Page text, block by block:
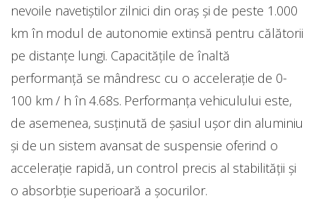
nevoile navetiștilor zilnici din oraș și de peste 1.000
km în modul de autonomie extinsă pentru călătorii
pe distanțe lungi. Capacitățile de înaltă
performanță se mândresc cu o accelerație de 0-
100 km / h în 4.68s. Performanța vehiculului este,
de asemenea, susținută de șasiul ușor din aluminiu
și de un sistem avansat de suspensie oferind o
accelerație rapidă, un control precis al stabilității și
o absorbție superioară a șocurilor.